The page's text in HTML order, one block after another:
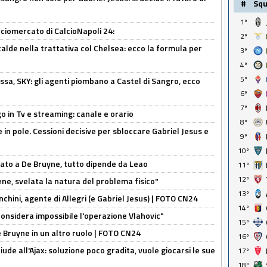
di CalcioNapoli 24:
nella trattativa col Chelsea: ecco la formula per
SKY: gli agenti piombano a Castel di Sangro, ecco
in Tv e streaming: canale e orario
in pole. Cessioni decisive per sbloccare Gabriel Jesus e
a De Bruyne, tutto dipende da Leao
svelata la natura del problema fisico"
agente di Allegri (e Gabriel Jesus) | FOTO CN24
impossibile l'operazione Vlahovic"
in un altro ruolo | FOTO CN24
all'Ajax: soluzione poco gradita, vuole giocarsi le sue
#
1º
2º
3º
4º
5º
6º
7º
8º
9º
10º
11º
12º
13º
14º
15º
16º
17º